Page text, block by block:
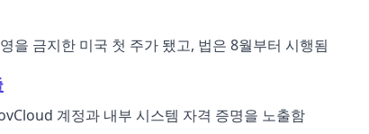
금지한 미국 첫 주가 됐고, 법은 8월부터 시행됨
계정과 내부 시스템 자격 증명을 노출함